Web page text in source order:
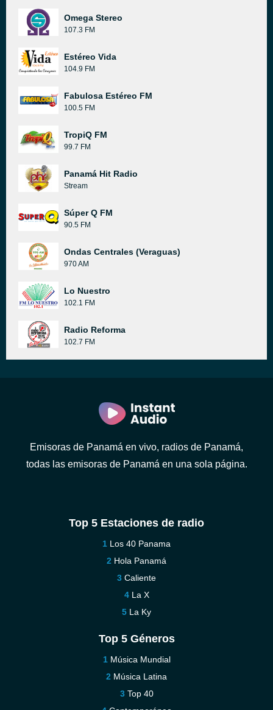
Omega Stereo
107.3 FM
Estéreo Vida
104.9 FM
Fabulosa Estéreo FM
100.5 FM
TropiQ FM
99.7 FM
Panamá Hit Radio
Stream
Súper Q FM
90.5 FM
Ondas Centrales (Veraguas)
970 AM
Lo Nuestro
102.1 FM
Radio Reforma
102.7 FM
Emisoras de Panamá en vivo, radios de Panamá,
todas las emisoras de Panamá en una sola página.
Top 5 Estaciones de radio
Los 40 Panama
Hola Panamá
Caliente
La X
La Ky
Top 5 Géneros
Música Mundial
Música Latina
Top 40